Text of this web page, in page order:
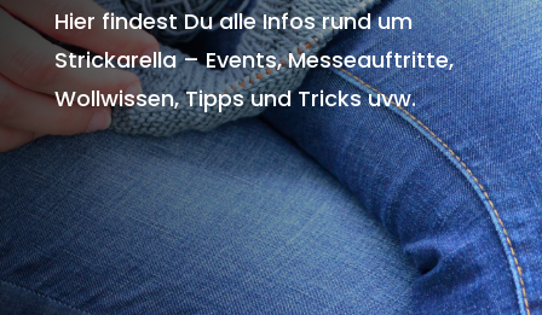
Hier findest Du alle Infos rund um
Strickarella – Events, Messeauftritte,
Wollwissen, Tipps und Tricks uvw.